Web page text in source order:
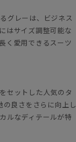
グレーは、ビジネス
はサイズ調整可能な
く愛用できるスーツ
セットした人気のタ
良さをさらに向上し
ルなディテールが特